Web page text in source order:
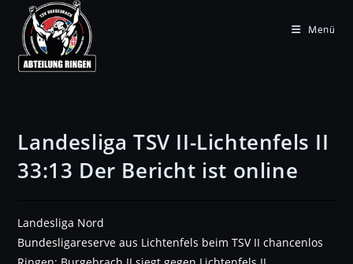
Inhalt
springen
Menü
Landesliga TSV II-Lichtenfels II
33:13 Der Bericht ist online
Landesliga Nord
Bundesligareserve aus Lichtenfels beim TSV II chancenlos